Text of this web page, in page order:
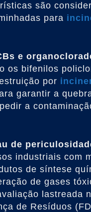
são
para
e
os bifenilos
por
garantir a
a
de
industriais com
de síntese
de gases
lastreada
de Resíduos